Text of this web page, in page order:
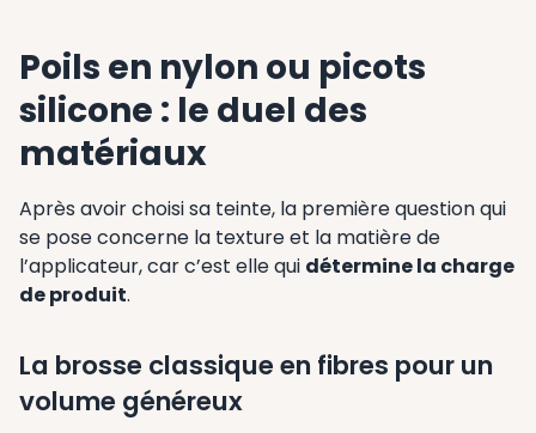
Poils en nylon ou picots
silicone : le duel des
matériaux
Après avoir choisi sa teinte, la première question qui
se pose concerne la texture et la matière de
l’applicateur, car c’est elle qui détermine la charge
de produit.
La brosse classique en fibres pour un
volume généreux